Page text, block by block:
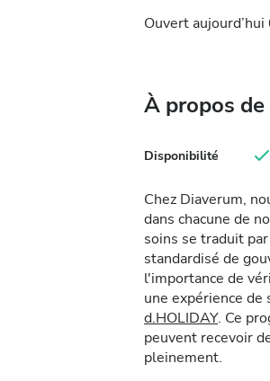
Ouvert
À propos
Disponibilité
Chez Diaverum,
dans chacune de
soins se traduit
standardisé de
l'importance de
une expérience
d.HOLIDAY. Ce
peuvent recevoir
pleinement.